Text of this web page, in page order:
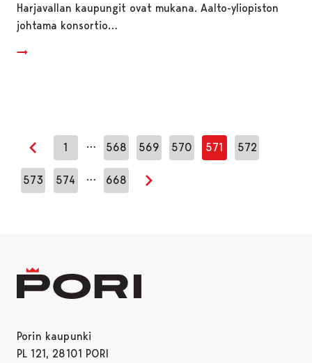
Harjavallan kaupungit ovat mukana. Aalto-yliopiston
johtama konsortio…
Edellinen sivu
1 … 568 569 570 571 572
573 574 … 668
Seuraava sivu
Porin kaupunki
PL 121, 28101 PORI